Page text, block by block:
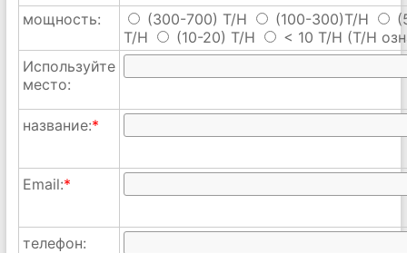
мощность: (300-700) T/H (100-300)T/H
T/H
(10-20) T/H < 10 T/H (T/H
Используйте
место:
название:*
Email:*
телефон: